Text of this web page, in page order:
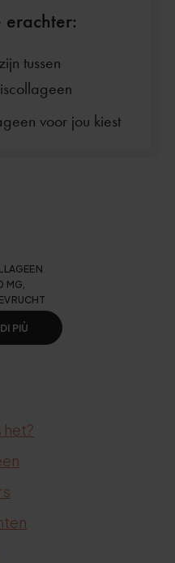
erachter:
tussen
voor jou kiest
MG,
PIÙ
het?